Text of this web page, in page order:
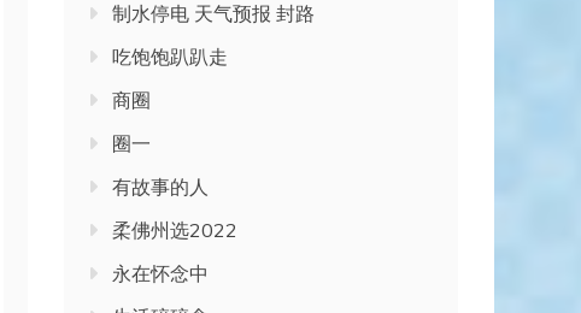
制水停电 天气预报 封路
吃饱饱趴趴走
商圈
圈一
有故事的人
柔佛州选2022
永在怀念中